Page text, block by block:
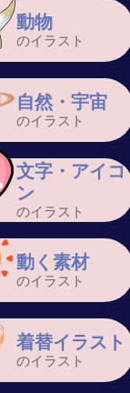
動物
のイラスト
自然・宇宙
のイラスト
文字・アイコ
ン
のイラスト
動く素材
のイラスト
着替イラスト
のイラスト